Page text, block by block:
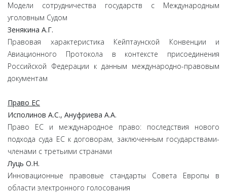
Модели сотрудничества государств с Международным
уголовным Судом
Зенякина А.Г.
Правовая характеристика Кейптаунской Конвенции и
Авиационного Протокола в контексте присоединения
Российской Федерации к данным международно-правовым
документам
Право ЕС
Исполинов А.С., Ануфриева А.А.
Право ЕС и международное право: последствия нового
подхода суда ЕС к договорам, заключенным государствами-
членами с третьими странами
Луць О.Н.
Инновационные правовые стандарты Совета Европы в
области электронного голосования